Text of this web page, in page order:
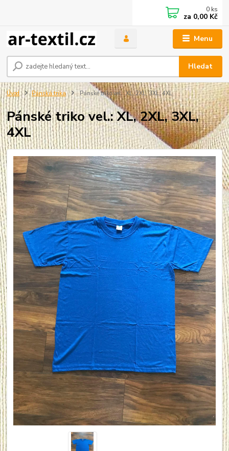
Menu
Hledat
0 ks
za 0,00 Kč
Úvod Pánská trika Pánské triko vel.: XL, 2XL, 3XL, 4XL
Pánské triko vel.: XL, 2XL, 3XL,
4XL